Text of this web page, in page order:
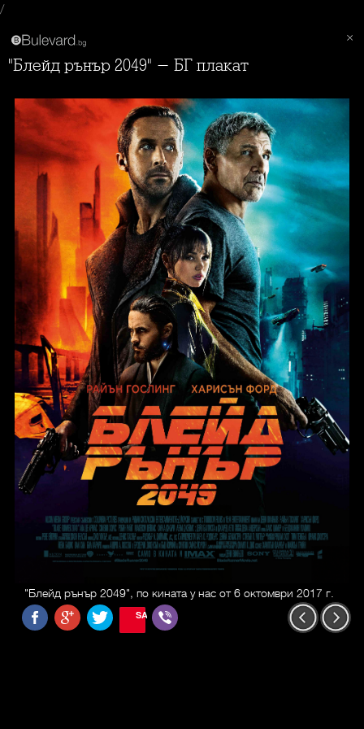
/
"Блейд рънър 2049" - БГ плакат
"Блейд рънър 2049", по кината у нас от 6 октомври 2017 г.
SAVE